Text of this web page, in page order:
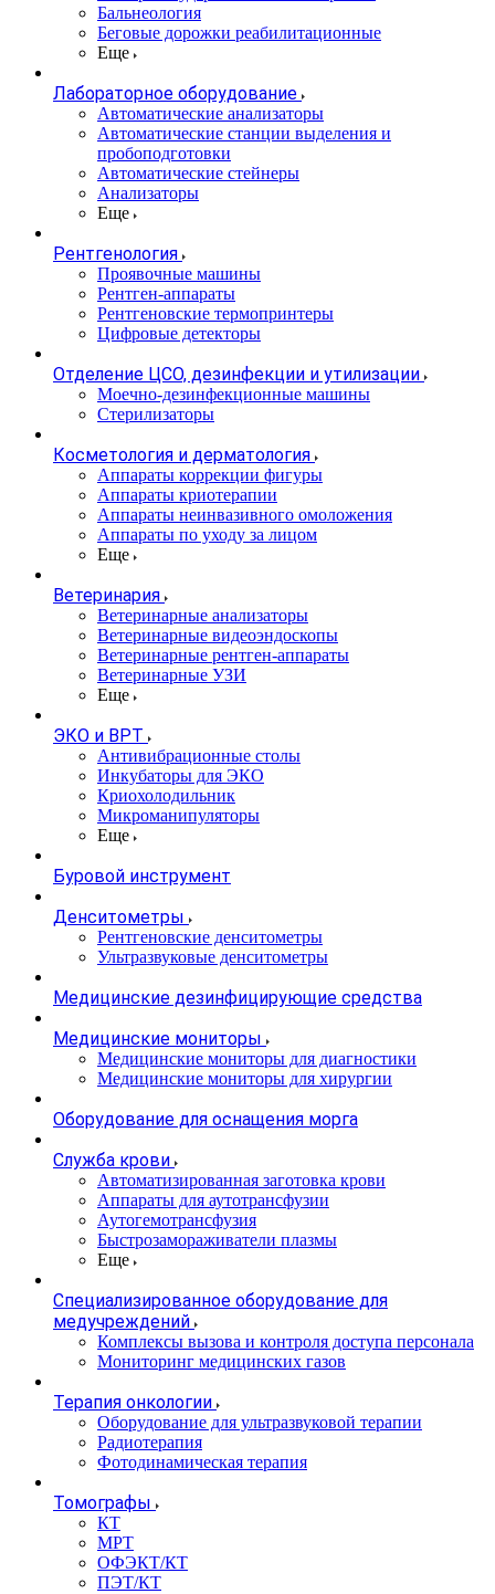
Бальнеология
Беговые дорожки реабилитационные
Еще
Лабораторное оборудование
Автоматические анализаторы
Автоматические станции выделения и
пробоподготовки
Автоматические стейнеры
Анализаторы
Еще
Рентгенология
Проявочные машины
Рентген-аппараты
Рентгеновские термопринтеры
Цифровые детекторы
Отделение ЦСО, дезинфекции и утилизации
Моечно-дезинфекционные машины
Стерилизаторы
Косметология и дерматология
Аппараты коррекции фигуры
Аппараты криотерапии
Аппараты неинвазивного омоложения
Аппараты по уходу за лицом
Еще
Ветеринария
Ветеринарные анализаторы
Ветеринарные видеоэндоскопы
Ветеринарные рентген-аппараты
Ветеринарные УЗИ
Еще
ЭКО и ВРТ
Антивибрационные столы
Инкубаторы для ЭКО
Криохолодильник
Микроманипуляторы
Еще
Буровой инструмент
Денситометры
Рентгеновские денситометры
Ультразвуковые денситометры
Медицинские дезинфицирующие средства
Медицинские мониторы
Медицинские мониторы для диагностики
Медицинские мониторы для хирургии
Оборудование для оснащения морга
Служба крови
Автоматизированная заготовка крови
Аппараты для аутотрансфузии
Аутогемотрансфузия
Быстрозамораживатели плазмы
Еще
Специализированное оборудование для
медучреждений
Комплексы вызова и контроля доступа персонала
Мониторинг медицинских газов
Терапия онкологии
Оборудование для ультразвуковой терапии
Радиотерапия
Фотодинамическая терапия
Томографы
КТ
МРТ
ОФЭКТ/КТ
ПЭТ/КТ